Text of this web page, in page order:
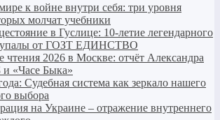
к войне внутри себя: три уровня
молчат учебники
в Гуслице: 10-летие легендарного
от ГОЗТ ЕДИНСТВО
чтения 2026 в Москве: отчёт Александра
«Часе Быка»
Судебная система как зеркало нашего
выбора
на Украине – отражение внутреннего